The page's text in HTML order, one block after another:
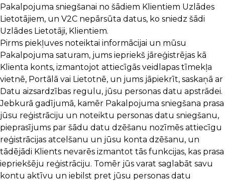
Pakalpojuma sniegšanai no šādiem Klientiem Uzlādes
Lietotājiem, un V2C nepārsūta datus, ko sniedz šādi
Uzlādes Lietotāji, Klientiem.
Pirms piekļuves noteiktai informācijai un mūsu
Pakalpojuma saturam, jums iepriekš jāreģistrējas kā
Klienta konts, izmantojot attiecīgās veidlapas tīmekļa
vietnē, Portālā vai Lietotnē, un jums jāpiekrīt, saskaņā ar
Datu aizsardzības regulu, jūsu personas datu apstrādei.
Jebkurā gadījumā, kamēr Pakalpojuma sniegšana prasa
jūsu reģistrāciju un noteiktu personas datu sniegšanu,
pieprasījums par šādu datu dzēšanu nozīmēs attiecīgu
reģistrācijas atcelšanu un jūsu konta dzēšanu, un
tādējādi Klients nevarēs izmantot tās funkcijas, kas prasa
iepriekšēju reģistrāciju. Tomēr jūs varat saglabāt savu
kontu aktīvu un iebilst pret jūsu personas datu